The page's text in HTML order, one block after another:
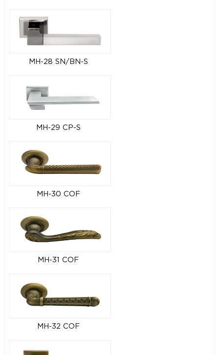
MH-28 SN/BN-S
MH-29 CP-S
MH-30 COF
MH-31 COF
MH-32 COF